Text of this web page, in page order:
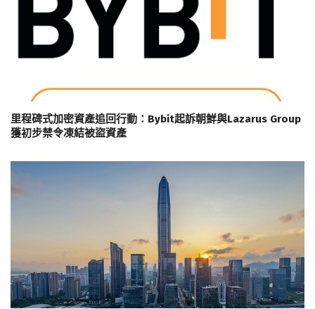
里程碑式加密資產追回行動：Bybit起訴朝鮮與Lazarus Group
獲初步禁令凍結被盜資產